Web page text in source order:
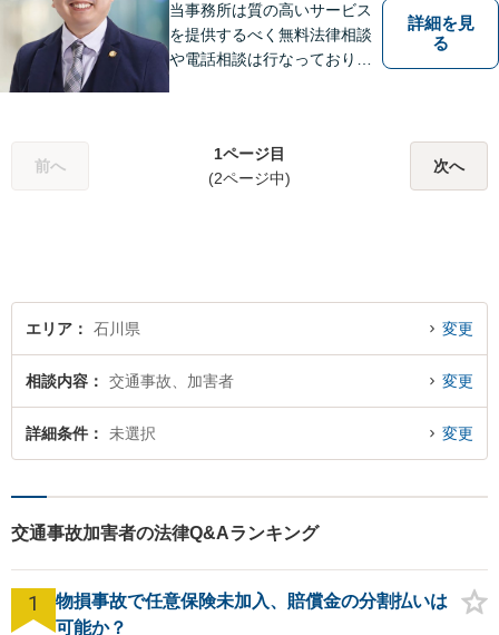
当事務所は質の高いサービス
を提供するべく無料法律相談
や電話相談は行なっておりま
回収「スピード対応」／企業
法務「顧問契約も可能」【夜
詳細を見
る
前へ
1ページ目
(2ページ中)
次へ
エリア 石川県 変更
相談内容 交通事故、加害者 変更
詳細条件 未選択 変更
交通事故加害者の法律Q&Aランキング
1
物損事故で任意保険未加入、賠償金の分割払いは
可能か？